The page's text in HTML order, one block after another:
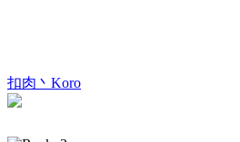
扣肉丶Koro